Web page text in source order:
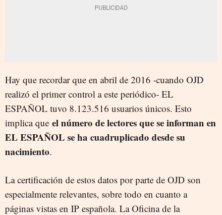
Hay que recordar que en abril de 2016 -cuando OJD
realizó el primer control a este periódico- EL
ESPAÑOL tuvo 8.123.516 usuarios únicos. Esto
implica que el número de lectores que se informan en
EL ESPAÑOL se ha cuadruplicado desde su
nacimiento.
La certificación de estos datos por parte de OJD son
especialmente relevantes, sobre todo en cuanto a
páginas vistas en IP española. La Oficina de la